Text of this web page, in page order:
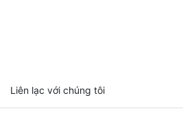
Liên lạc với chúng tôi